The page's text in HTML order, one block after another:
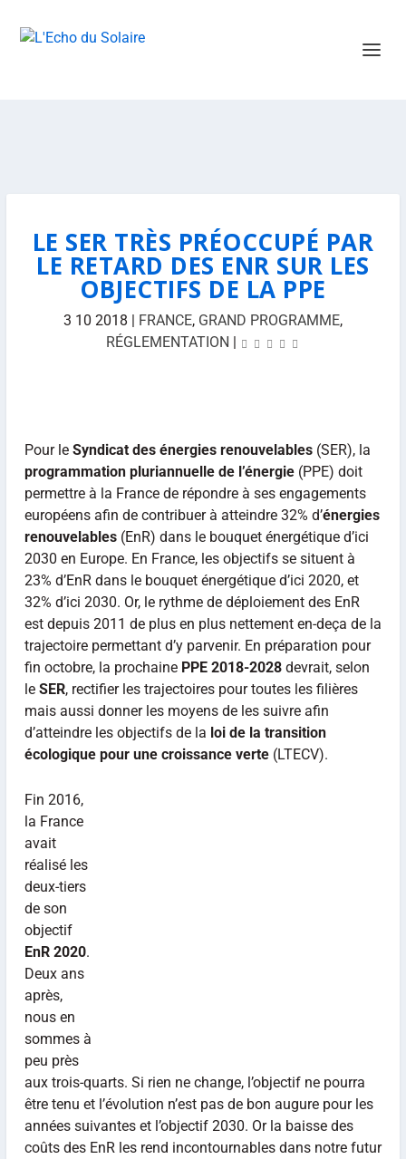
LE SER TRÈS PRÉOCCUPÉ PAR
LE RETARD DES ENR SUR LES
OBJECTIFS DE LA PPE
3 10 2018 | FRANCE, GRAND PROGRAMME,
RÉGLEMENTATION |
Pour le Syndicat des énergies renouvelables(SER), la
programmation pluriannuelle de l’énergie(PPE) doit
permettre à la France de répondre à ses engagements
européens afin de contribuer à atteindre 32% d’énergies
renouvelables(EnR) dans le bouquet énergétique d’ici
2030 en Europe. En France, les objectifs se situent à
23% d’EnR dans le bouquet énergétique d’ici 2020, et
32% d’ici 2030. Or, le rythme de déploiement des EnR
est depuis 2011 de plus en plus nettement en-deça de la
trajectoire permettant d’y parvenir. En préparation pour
fin octobre, la prochaine PPE 2018-2028devrait, selon
le SER, rectifier les trajectoires pour toutes les filières
mais aussi donner les moyens de les suivre afin
d’atteindre les objectifs de la loi de la transition
écologique pour une croissance verte(LTECV).
Fin 2016,
la France
avait
réalisé les
deux-tiers
de son
objectif
EnR 2020.
Deux ans
après,
nous en
sommes à
peu près
aux trois-quarts. Si rien ne change, l’objectif ne pourra
être tenu et l’évolution n’est pas de bon augure pour les
années suivantes et l’objectif 2030. Or la baisse des
coûts des EnR les rend incontournables dans notre futur